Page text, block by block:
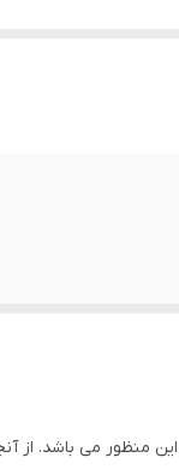
پنج راهی، صرفا قطعه ای برای اتصال تجهیزات مختلف به هم